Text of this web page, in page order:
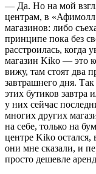
— Да. Но на мой
центрам, в
магазинов: либо
принципе пока без
расстроилась, когда
магазин Kiko — это
вижу, там стоят два
завтрашнего дня.
этих бутиков завтра
у них сейчас
многих других
на себе, только на
центре Kiko остался,
они мне сказали, и
просто дешевле